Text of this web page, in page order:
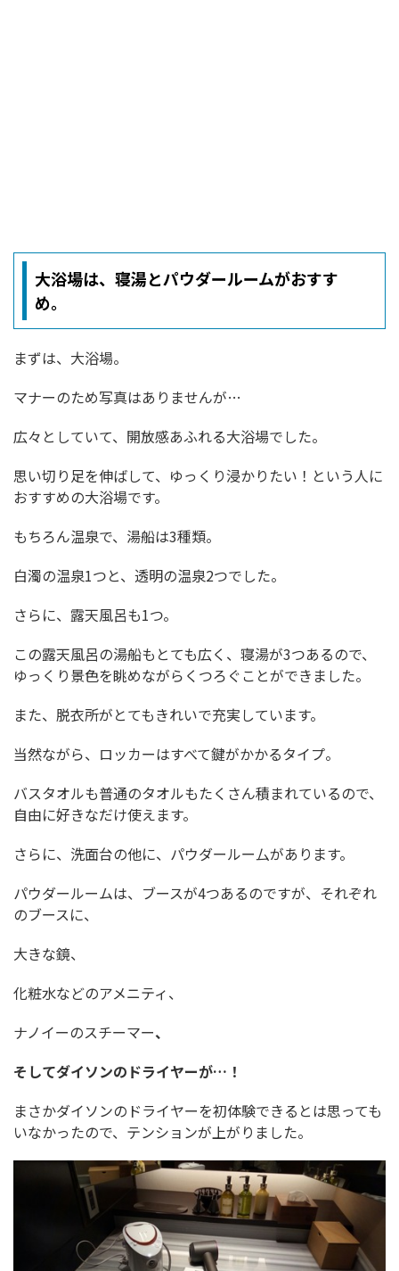
大浴場は、寝湯とパウダールームがおすす
め。
まずは、大浴場。
マナーのため写真はありませんが…
広々としていて、開放感あふれる大浴場でした。
思い切り足を伸ばして、ゆっくり浸かりたい！という人に
おすすめの大浴場です。
もちろん温泉で、湯船は3種類。
白濁の温泉1つと、透明の温泉2つでした。
さらに、露天風呂も1つ。
この露天風呂の湯船もとても広く、寝湯が3つあるので、
ゆっくり景色を眺めながらくつろぐことができました。
また、脱衣所がとてもきれいで充実しています。
当然ながら、ロッカーはすべて鍵がかかるタイプ。
バスタオルも普通のタオルもたくさん積まれているので、
自由に好きなだけ使えます。
さらに、洗面台の他に、パウダールー厶があります。
パウダールームは、ブースが4つあるのですが、それぞれ
のブースに、
大きな鏡、
化粧水などのアメニティ、
ナノイーのスチーマー、
そしてダイソンのドライヤーが…！
まさかダイソンのドライヤーを初体験できるとは思っても
いなかったので、テンションが上がりました。